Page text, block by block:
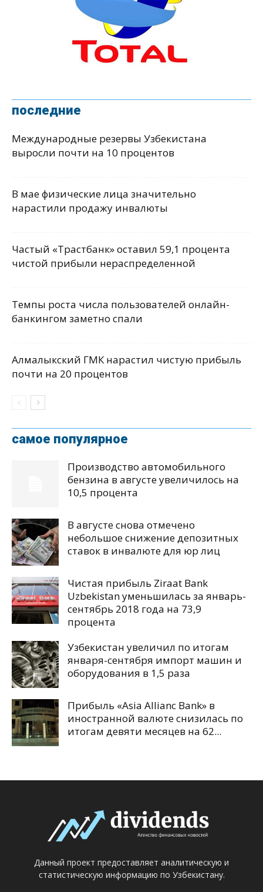
последние
Международные резервы Узбекистана
выросли почти на 10 процентов
В мае физические лица значительно
нарастили продажу инвалюты
Частый «Трастбанк» оставил 59,1 процента
чистой прибыли нераспределенной
Темпы роста числа пользователей онлайн-
банкингом заметно спали
Алмалыкский ГМК нарастил чистую прибыль
почти на 20 процентов
самое популярное
Производство автомобильного
бензина в августе увеличилось на
10,5 процента
В августе снова отмечено
небольшое снижение депозитных
ставок в инвалюте для юр лиц
Чистая прибыль Ziraat Bank
Uzbekistan уменьшилась за январь-
сентябрь 2018 года на 73,9
процента
Узбекистан увеличил по итогам
января-сентября импорт машин и
оборудования в 1,5 раза
Прибыль «Asia Allianc Bank» в
иностранной валюте снизилась по
итогам девяти месяцев на 62...
Данный проект предоставляет аналитическую и
статистическую информацию по Узбекистану.